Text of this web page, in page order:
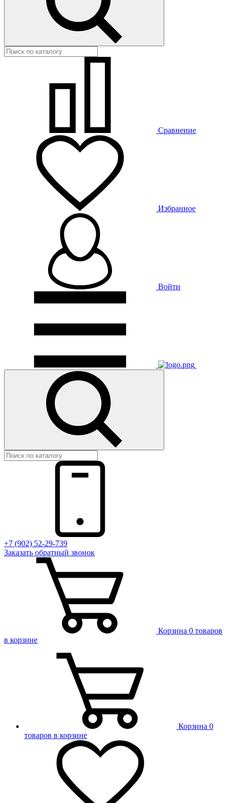
Сравнение
Избранное
Войти
+7 (902) 52-29-739
Заказать обратный звонок
Корзина 0 товаров
в корзине
Корзина 0
товаров в корзине